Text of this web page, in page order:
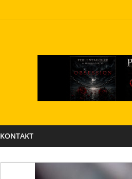
KONTAKT